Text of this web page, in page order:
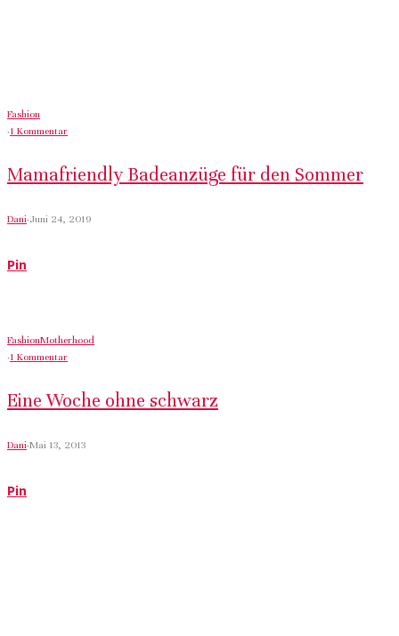
Fashion
·1 Kommentar
Mamafriendly Badeanzüge für den Sommer
Dani·Juni 24, 2019
Pin
FashionMotherhood
·1 Kommentar
Eine Woche ohne schwarz
Dani·Mai 13, 2013
Pin